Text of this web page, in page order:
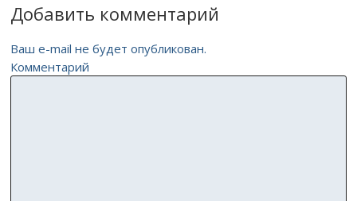
Добавить комментарий
Ваш e-mail не будет опубликован.
Комментарий